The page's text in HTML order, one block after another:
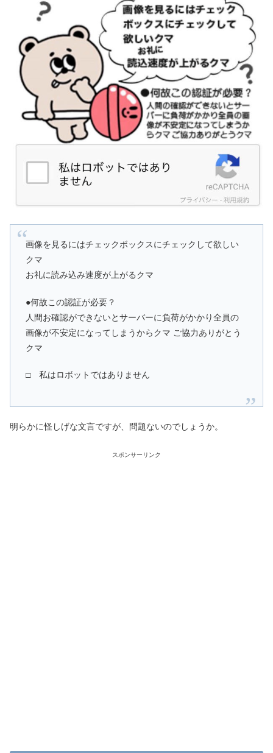
画像を見るにはチェックボックスにチェックして欲しい
クマ
お礼に読み込み速度が上がるクマ
●何故この認証が必要？
人間お確認ができないとサーバーに負荷がかかり全員の
画像が不安定になってしまうからクマ ご協力ありがとう
クマ
□ 私はロボットではありません
明らかに怪しげな文言ですが、問題ないのでしょうか。
スポンサーリンク